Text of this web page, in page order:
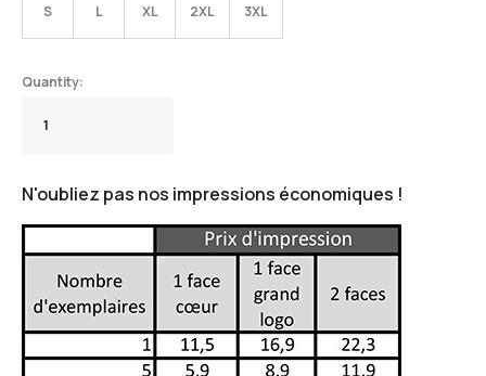
S L XL 2XL 3XL
N'oubliez pas nos impressions économiques !